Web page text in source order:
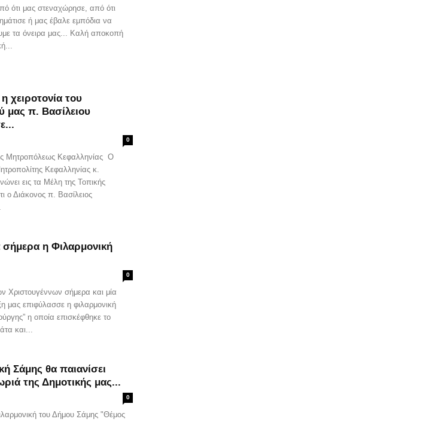
ότι μας στεναχώρησε, από ότι
ή μας έβαλε εμπόδια να
τα όνειρα μας... Καλή αποκοπή
χειροτονία του
μας π. Βασίλειου
0
Μητροπόλεως Κεφαλληνίας O
Κεφαλληνίας κ.
εις τα Μέλη της Τοπικής
ο Διάκονος π. Βασίλειος
η Φιλαρμονική
0
Χριστουγέννων σήμερα και μία
μας επιφύλασσε η φιλαρμονική
η οποία επισκέφθηκε το
και...
Σάμης θα παιανίσει
της Δημοτικής μας...
0
του Δήμου Σάμης "Θέμος